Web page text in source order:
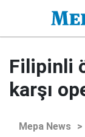
Filipinli
karşı
Mepa News >